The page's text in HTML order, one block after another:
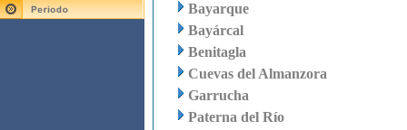
Bayarque
Bayárcal
Benitagla
Cuevas del Almanzora
Garrucha
Paterna del Río